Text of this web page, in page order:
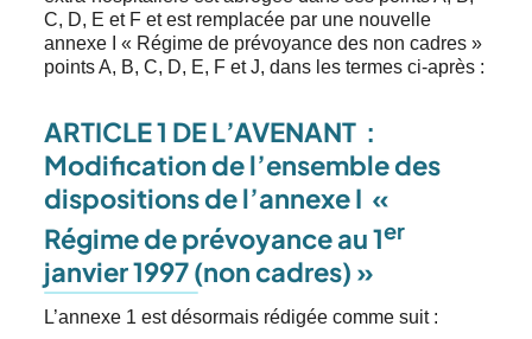
C, D, E et F et est remplacée par une nouvelle
annexe I « Régime de prévoyance des non cadres »
points A, B, C, D, E, F et J, dans les termes ci-après :
ARTICLE 1 DE L’AVENANT :
Modification de l’ensemble des
dispositions de l’annexe I «
Régime de prévoyance au 1er
janvier 1997 (non cadres) »
L’annexe 1 est désormais rédigée comme suit :